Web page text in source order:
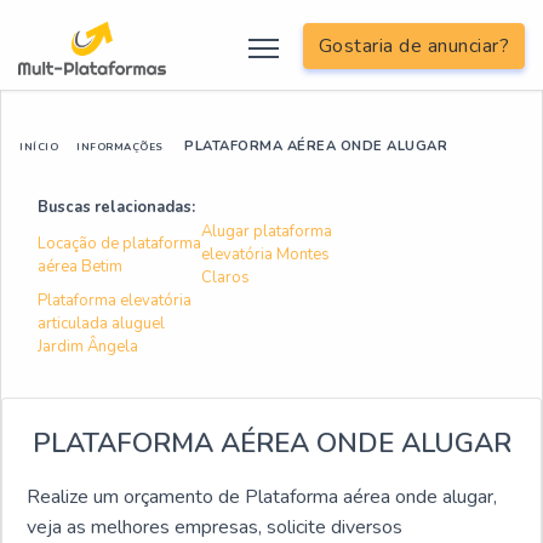
Gostaria de anunciar?
INÍCIO INFORMAÇÕES PLATAFORMA AÉREA ONDE ALUGAR
Buscas relacionadas:
Locação de plataforma
aérea Betim
Alugar plataforma
elevatória Montes
Claros
Plataforma elevatória
articulada aluguel
Jardim Ângela
PLATAFORMA AÉREA ONDE ALUGAR
Realize um orçamento de Plataforma aérea onde alugar,
veja as melhores empresas, solicite diversos